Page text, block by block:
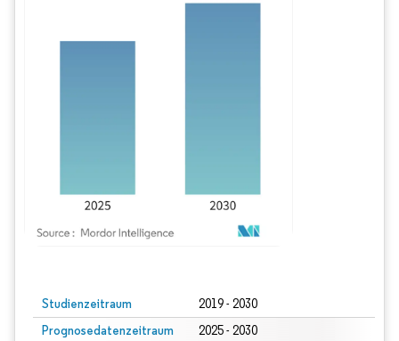
Studienzeitraum 2019 - 2030
Prognosedatenzeitraum 2025 - 2030